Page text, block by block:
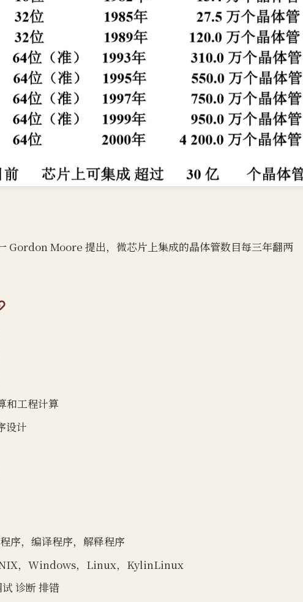
Gordon Moore 提出，微芯片上集成的晶体管数目每三年翻两
@
和工程计算
设计
序，编译程序，解释程序
，Windows，Linux，KylinLinux
诊断 排错